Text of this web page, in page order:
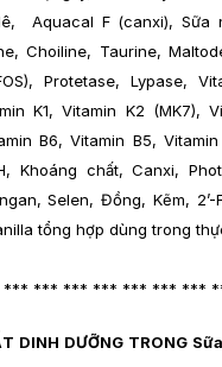
Aquacal F (canxi), Sữa
Choiline, Taurine,
Protetase, Lypase,
K1, Vitamin K2 (MK7),
B6, Vitamin B5,
Khoáng chất, Canxi,
Selen, Đồng, Kẽm, 2’-
tổng hợp dùng trong
*** *** *** *** *** ***
DINH DƯỠNG TRONG